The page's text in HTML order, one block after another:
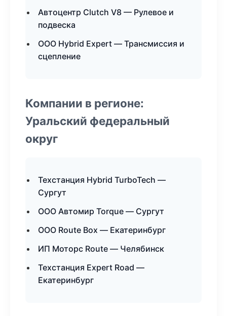
Автоцентр Clutch V8 — Рулевое и
подвеска
ООО Hybrid Expert — Трансмиссия и
сцепление
Компании в регионе:
Уральский федеральный
округ
Техстанция Hybrid TurboTech —
Сургут
ООО Автомир Torque — Сургут
ООО Route Box — Екатеринбург
ИП Моторс Route — Челябинск
Техстанция Expert Road —
Екатеринбург